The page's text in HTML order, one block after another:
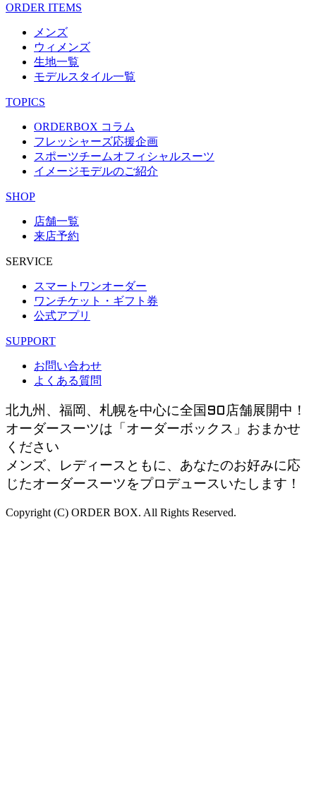
ORDER ITEMS
メンズ
ウィメンズ
生地一覧
モデルスタイル一覧
TOPICS
ORDERBOX コラム
フレッシャーズ応援企画
スポーツチームオフィシャルスーツ
イメージモデルのご紹介
SHOP
店舗一覧
来店予約
SERVICE
スマートワンオーダー
ワンチケット・ギフト券
公式アプリ
SUPPORT
お問い合わせ
よくある質問
北九州、福岡、札幌を中心に全国90店舗展開中！
オーダースーツは「オーダーボックス」おまかせ
ください
メンズ、レディースともに、あなたのお好みに応
じたオーダースーツをプロデュースいたします！
Copyright (C) ORDER BOX. All Rights Reserved.